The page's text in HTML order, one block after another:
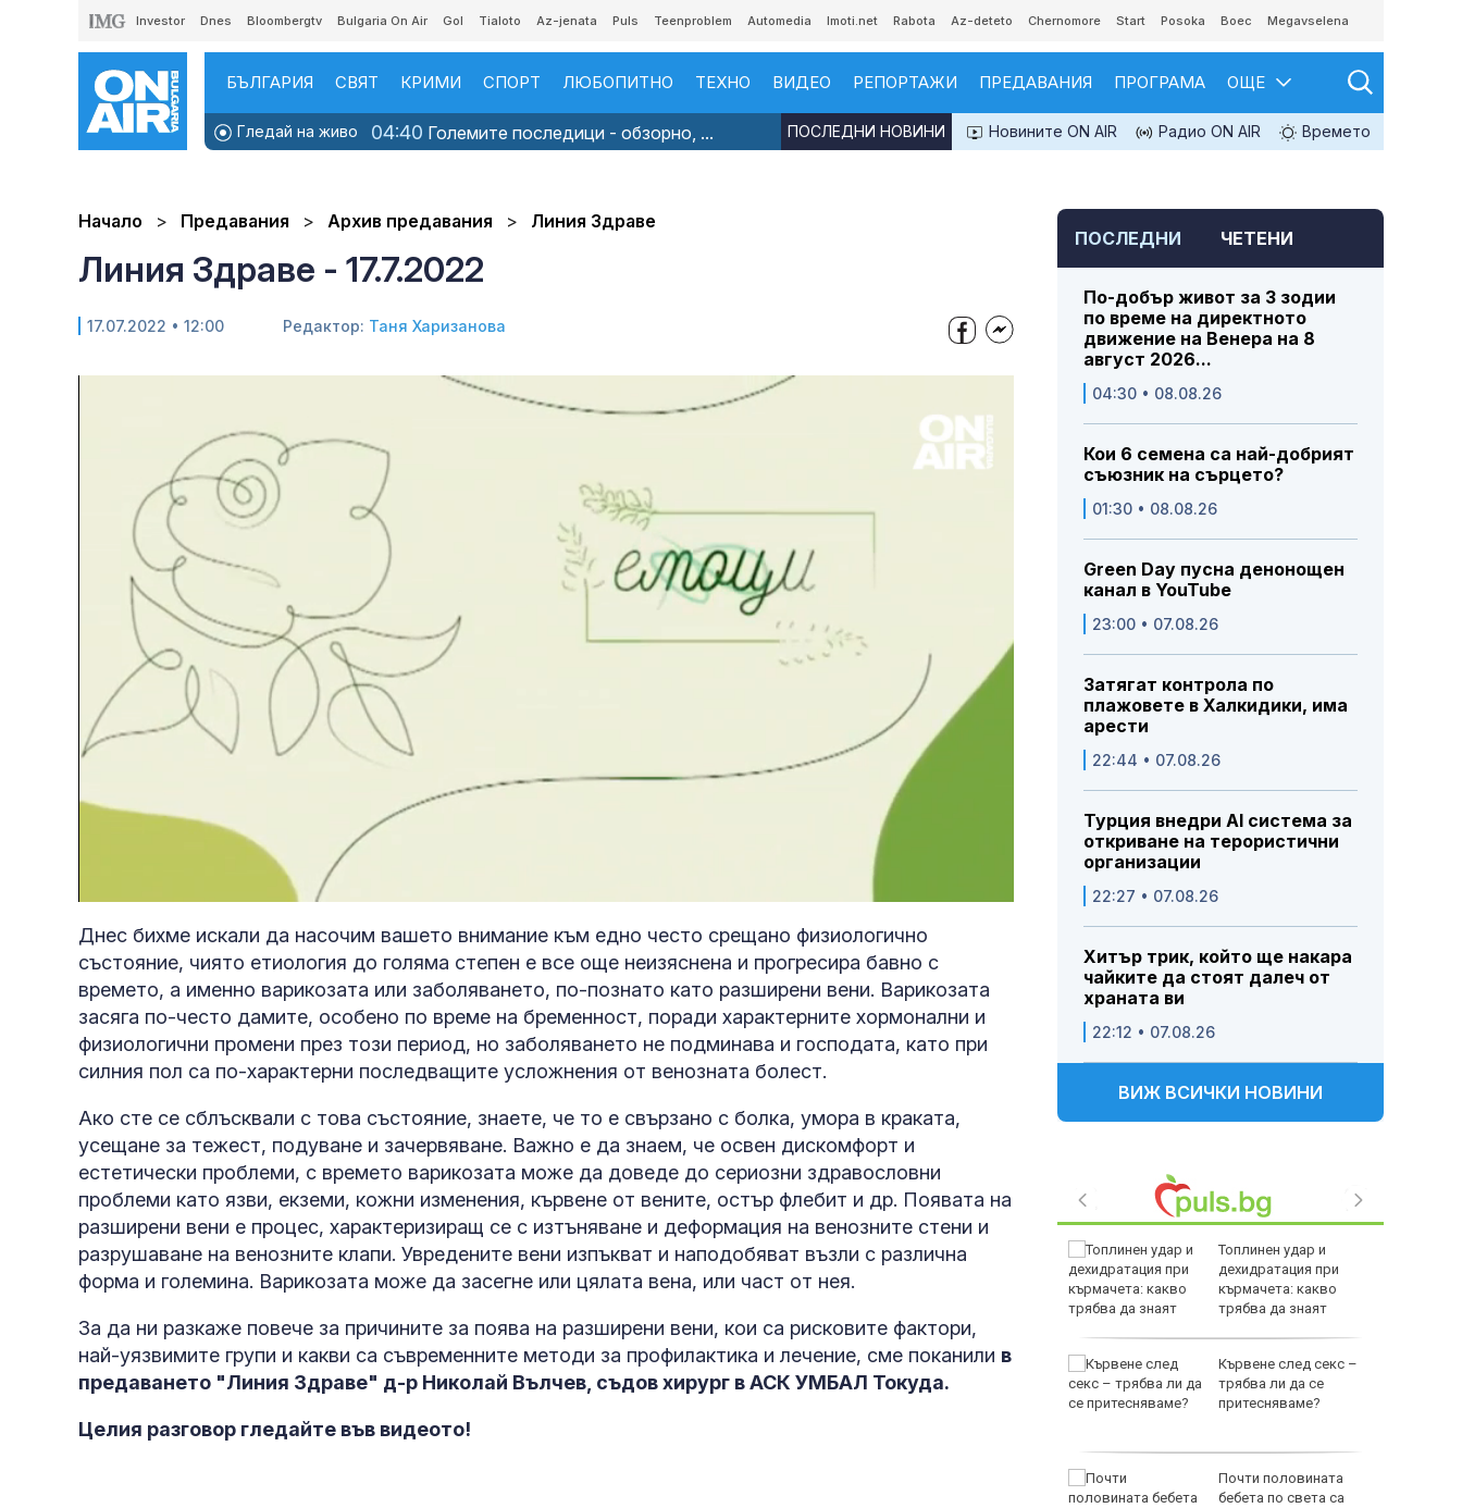
Investor Dnes Bloombergtv Bulgaria On Air Gol Tialoto Az-jenata Puls Teenproblem Automedia Imoti.net Rabota Az-deteto Chernomore Start Posoka Boec Megavselena
БЪЛГАРИЯ СВЯТ КРИМИ СПОРТ ЛЮБОПИТНО ТЕХНО ВИДЕО РЕПОРТАЖИ ПРЕДАВАНИЯ ПРОГРАМА ОЩЕ
Гледай на живо 04:40 Големите последици - обзорно, ... Новините ON AIR Радио ON AIR Времето
ПОСЛЕДНИ НОВИНИ
Начало Предавания Архив предавания Линия Здраве
Линия Здраве - 17.7.2022
17.07.2022 • 12:00 Редактор: Таня Харизанова
Днес бихме искали да насочим вашето внимание към едно често срещано физиологично
състояние, чиято етиология до голяма степен е все още неизяснена и прогресира бавно с
времето, а именно варикозата или заболяването, по-познато като разширени вени. Варикозата
засяга по-често дамите, особено по време на бременност, поради характерните хормонални и
физиологични промени през този период, но заболяването не подминава и господата, като при
силния пол са по-характерни последващите усложнения от венозната болест.
Ако сте се сблъсквали с това състояние, знаете, че то е свързано с болка, умора в краката,
усещане за тежест, подуване и зачервяване. Важно е да знаем, че освен дискомфорт и
естетически проблеми, с времето варикозата може да доведе до сериозни здравословни
проблеми като язви, екземи, кожни изменения, кървене от вените, остър флебит и др. Появата на
разширени вени е процес, характеризиращ се с изтъняване и деформация на венозните стени и
разрушаване на венозните клапи. Увредените вени изпъкват и наподобяват възли с различна
форма и големина. Варикозата може да засегне или цялата вена, или част от нея.
За да ни разкаже повече за причините за поява на разширени вени, кои са рисковите фактори,
най-уязвимите групи и какви са съвременните методи за профилактика и лечение, сме поканили в
предаването "Линия Здраве" д-р Николай Вълчев, съдов хирург в АСК УМБАЛ Токуда.
Целия разговор гледайте във видеото!
ПОСЛЕДНИ ЧЕТЕНИ
По-добър живот за 3 зодии
по време на директното
движение на Венера на 8
август 2026...
04:30 • 08.08.26
Кои 6 семена са най-добрият
съюзник на сърцето?
01:30 • 08.08.26
Green Day пусна денонощен
канал в YouTube
23:00 • 07.08.26
Затягат контрола по
плажовете в Халкидики, има
арести
22:44 • 07.08.26
Турция внедри AI система за
откриване на терористични
организации
22:27 • 07.08.26
Хитър трик, който ще накара
чайките да стоят далеч от
храната ви
22:12 • 07.08.26
ВИЖ ВСИЧКИ НОВИНИ
Страх в Кремъл: ФСБ
вече решава съдбата
Страната ни се
позиционира като
Топлинен удар и
дехидратация при
кърмачета: какво
трябва да знаят
Кървене след секс –
трябва ли да се
притесняваме?
Почти половината
бебета по света са